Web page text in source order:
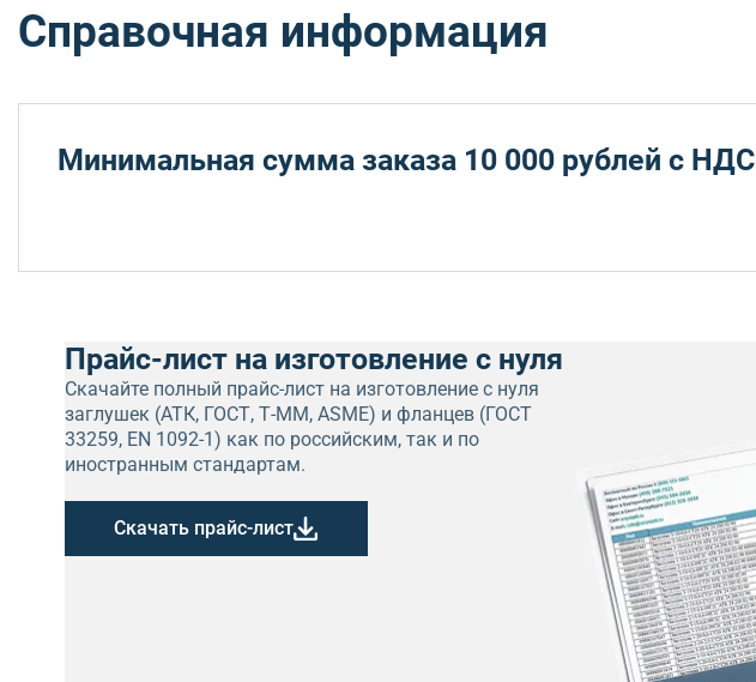
Справочная информация
Минимальная сумма заказа 10 000 рублей с НДС
Прайс-лист на изготовление с нуля
Скачайте полный прайс-лист на изготовление с нуля
заглушек (АТК, ГОСТ, Т-ММ, ASME) и фланцев (ГОСТ
33259, EN 1092-1) как по российским, так и по
иностранным стандартам.
Скачать прайс-лист